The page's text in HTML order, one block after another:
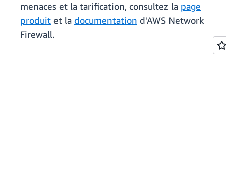
menaces et la tarification, consultez la page
produit et la documentation d'AWS Network
Firewall.